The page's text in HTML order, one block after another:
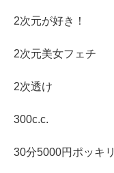
2次元が好き！
2次元美女フェチ
2次透け
300c.c.
30分5000円ポッキリ